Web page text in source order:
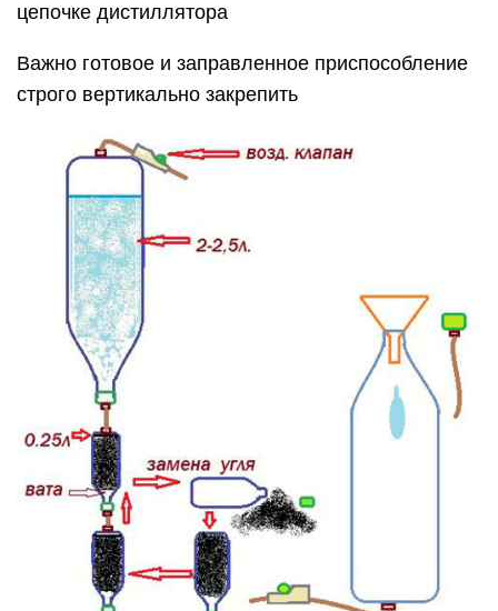
цепочке дистиллятора
Важно готовое и заправленное приспособление
строго вертикально закрепить